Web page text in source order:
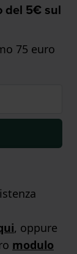
del 5€ sul
75 euro
, oppure
modulo